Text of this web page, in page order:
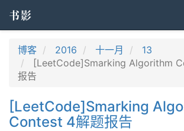
书影
博客 2016 十一月
13
[LeetCode]Smarking Algorithm
报告
[LeetCode]Smarking
Contest 4解题报告